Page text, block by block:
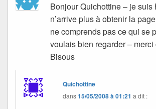
Bonjour Quichottine – je suis
n’arrive plus à obtenir la
ne comprends pas ce qui se
voulais bien regarder – merci
Bisous
Quichottine
dans15/05/2008 à 01:21 a dit :